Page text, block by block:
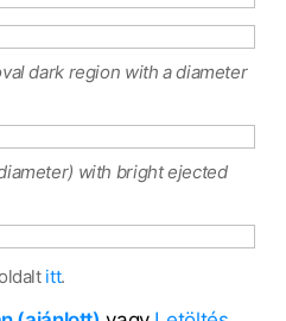
dark region with a diameter
with bright ejected
itt.